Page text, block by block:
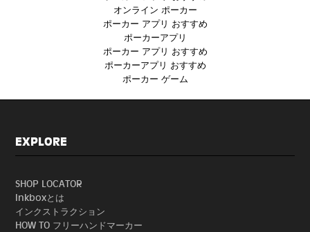
オンライン ポーカー
ポーカー アプリ おすすめ
ポーカーアプリ
ポーカー アプリ おすすめ
ポーカーアプリ おすすめ
ポーカー ゲーム
EXPLORE
SHOP LOCATOR
Inkboxとは
インクストラクション
HOW TO フリーハンドマーカー